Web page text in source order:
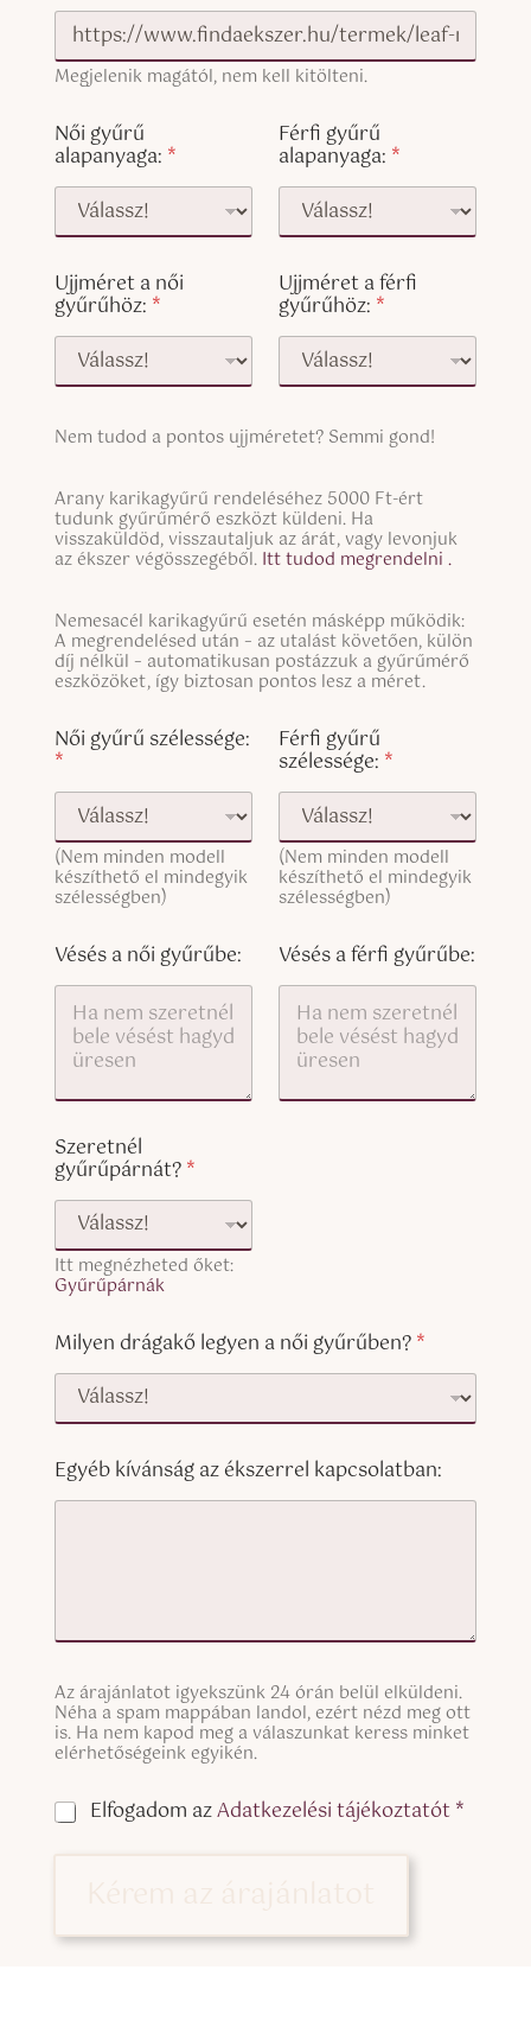
Megjelenik magától, nem kell kitölteni.
Női gyűrű
alapanyaga: *
Férfi gyűrű
alapanyaga: *
Ujjméret a női
gyűrűhöz: *
Ujjméret a férfi
gyűrűhöz: *
S
g
l
e
L
n
e
T
e
t
Nem tudod a pontos ujjméretet? Semmi gond!
S
i
n
g
e
L
i
n
e
e
x
t
c
o
p
y
Arany karikagyűrű rendeléséhez 5000 Ft-ért
tudunk gyűrűmérő eszközt küldeni. Ha
visszaküldöd, visszautaljuk az árát, vagy levonjuk
az ékszer végösszegéből. Itt tudod megrendelni .
S
i
n
g
e
L
n
T
e
x
t
c
o
Nemesacél karikagyűrű esetén másképp működik:
A megrendelésed után – az utalást követően, külön
díj nélkül – automatikusan postázzuk a gyűrűmérő
eszközöket, így biztosan pontos lesz a méret.
Női gyűrű szélessége:
*
(Nem minden modell
készíthető el mindegyik
szélességben)
Férfi gyűrű
szélessége: *
(Nem minden modell
készíthető el mindegyik
szélességben)
Vésés a női gyűrűbe: Vésés a férfi gyűrűbe:
Szeretnél
gyűrűpárnát?*
Itt megnézheted őket:
Gyűrűpárnák
Milyen drágakő legyen a női gyűrűben?*
Egyéb kívánság az ékszerrel kapcsolatban:
S
i
n
g
e
L
e
Az árajánlatot igyekszünk 24 órán belül elküldeni.
Néha a spam mappában landol, ezért nézd meg ott
is. Ha nem kapod meg a válaszunkat keress minket
elérhetőségeink egyikén.
C
h
o
Elfogadom azAdatkezelési tájékoztatót *